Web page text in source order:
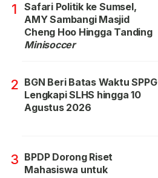
1
Safari Politik ke Sumsel,
AMY Sambangi Masjid
Cheng Hoo Hingga Tanding
Minisoccer
2 BGN Beri Batas Waktu SPPG
Lengkapi SLHS hingga 10
Agustus 2026
3 BPDP Dorong Riset
Mahasiswa untuk